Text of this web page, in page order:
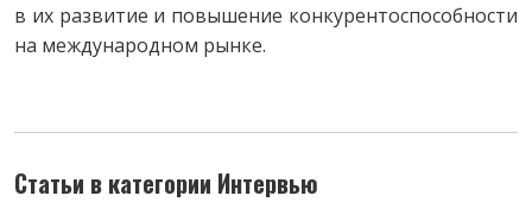
в их развитие и повышение конкурентоспособности
на международном рынке.
Статьи в категории Интервью